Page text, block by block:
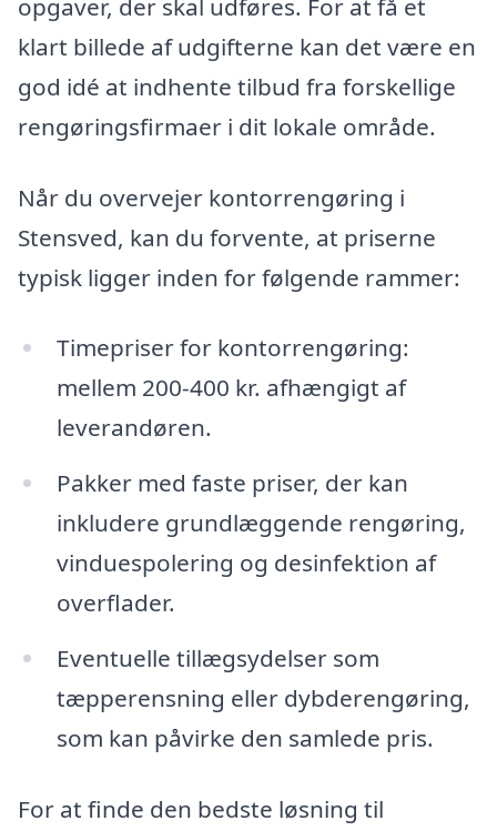
opgaver, der skal udføres. For at få et
klart billede af udgifterne kan det være en
god idé at indhente tilbud fra forskellige
rengøringsfirmaer i dit lokale område.
Når du overvejer kontorrengøring i
Stensved, kan du forvente, at priserne
typisk ligger inden for følgende rammer:
Timepriser for kontorrengøring:
mellem 200-400 kr. afhængigt af
leverandøren.
Pakker med faste priser, der kan
inkludere grundlæggende rengøring,
vinduespolering og desinfektion af
overflader.
Eventuelle tillægsydelser som
tæpperensning eller dybderengøring,
som kan påvirke den samlede pris.
For at finde den bedste løsning til